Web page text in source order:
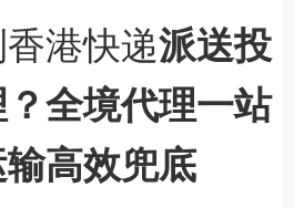
港快递派送投
全境代理一站
高效兜底